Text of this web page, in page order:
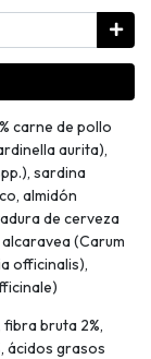
carne de pollo
aurita),
sardina
almidón
de cerveza
(Carum
officinalis),
fibra bruta 2%,
ácidos grasos